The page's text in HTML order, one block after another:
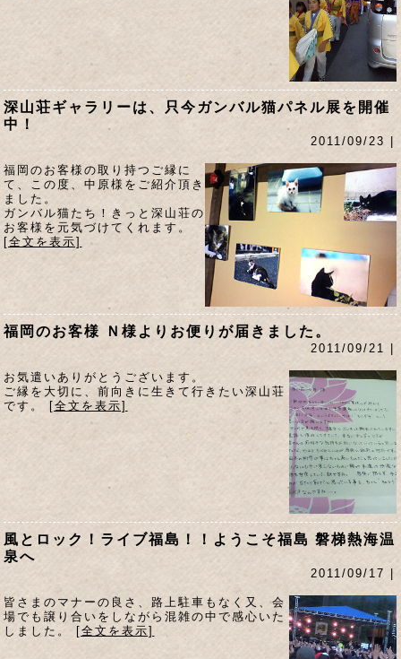
深山荘ギャラリーは、只今ガンバル猫パネル展を開催
中！
2011/09/23 |
福岡のお客様の取り持つご縁に
て、この度、中原様をご紹介頂き
ました。
ガンバル猫たち！きっと深山荘の
お客様を元気づけてくれます。
[全文を表示]
福岡のお客様 Ｎ様よりお便りが届きました。
2011/09/21 |
お気遣いありがとうございます。
ご縁を大切に、前向きに生きて行きたい深山荘
です。
[全文を表示]
風とロック！ライブ福島！！ようこそ福島 磐梯熱海温
泉へ
2011/09/17 |
皆さまのマナーの良さ、路上駐車もなく又、会
場でも譲り合いをしながら混雑の中で感心いた
しました。 [全文を表示]